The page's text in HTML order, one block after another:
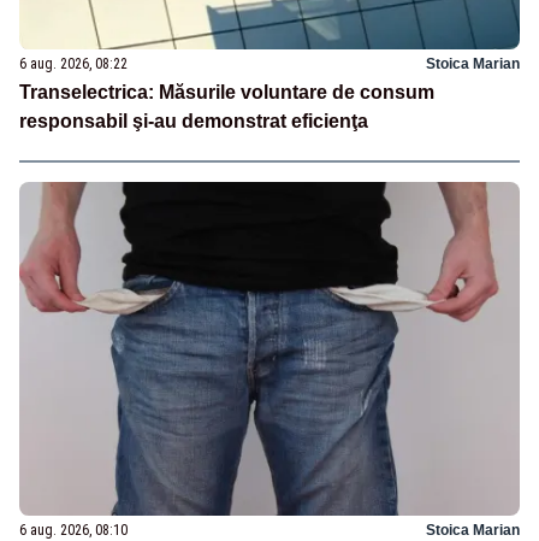
6 aug. 2026, 08:22 Stoica Marian
Transelectrica: Măsurile voluntare de consum
responsabil şi-au demonstrat eficienţa
6 aug. 2026, 08:10 Stoica Marian